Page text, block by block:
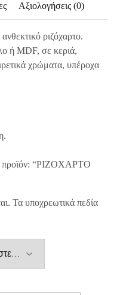
Αξιολογήσεις (0)
ριζόχαρτο.
ή MDF, σε κεριά,
χρώματα, υπέροχα
προϊόν: “ΡΙΖΟΧΑΡΤΟ
Τα υποχρεωτικά πεδία